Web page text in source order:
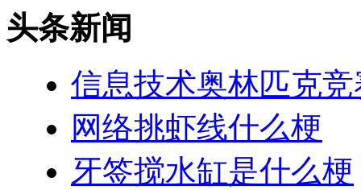
头条新闻
信息技术奥林匹克竞
网络挑虾线什么梗
牙签搅水缸是什么梗